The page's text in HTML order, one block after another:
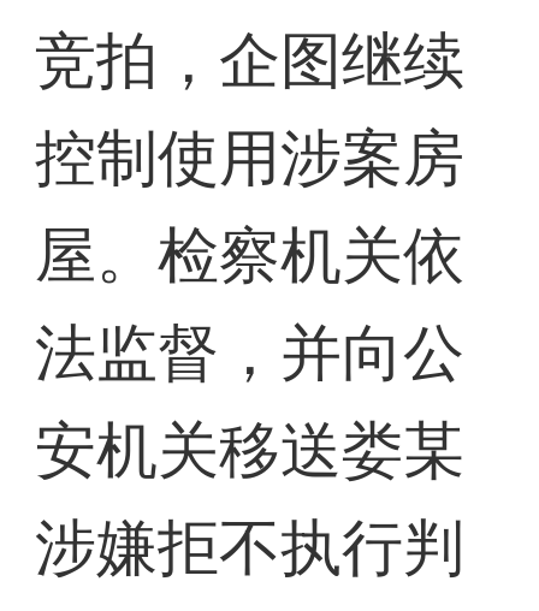
竞拍，企图继续
控制使用涉案房
屋。检察机关依
法监督，并向公
安机关移送娄某
涉嫌拒不执行判